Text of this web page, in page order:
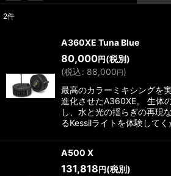
絞り込む
2件
A360XE Tuna Blue
80,000円 (税別)
(税込: 88,000円)
最高のカラーミキシングを
進化させたA360XE。 生体
し、水と光の揺らぎの再現
るKessilライトを体験して
A500 X
131,818 円 (税別)